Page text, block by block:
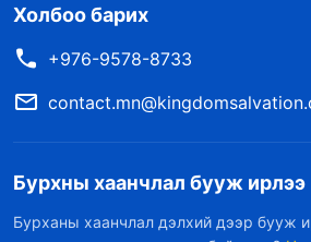
Холбоо барих
+976-9578-8733
Бурхны хаанчлал бууж ирлээ
Бурханы хаанчлал дэлхий дээр бууж